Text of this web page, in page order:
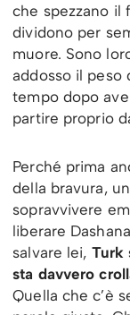
che spezzano il
dividono per
muore. Sono
addosso il peso
tempo dopo
partire proprio
Perché prima
della bravura,
sopravvivere
liberare
salvare lei, Turk
sta davvero
Quella che c’è